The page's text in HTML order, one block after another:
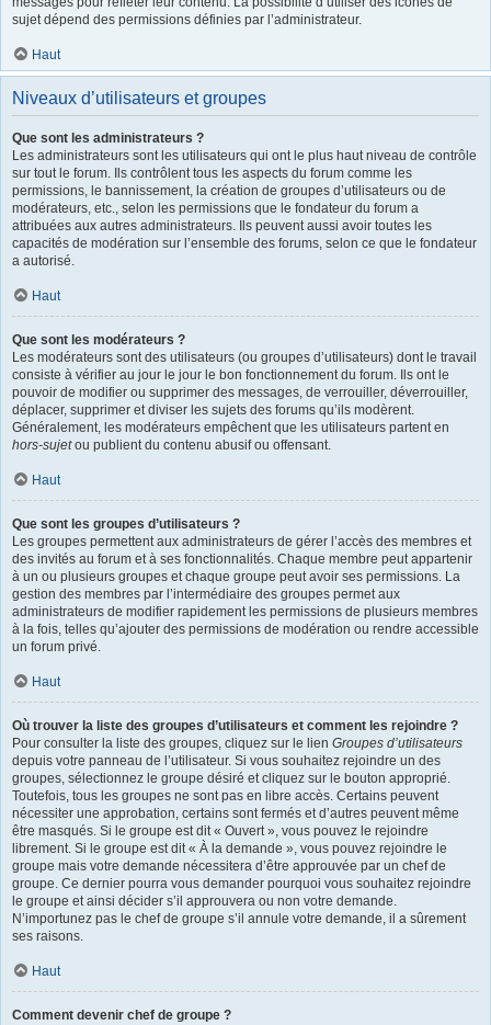
sujet dépend des permissions définies par l’administrateur.
Haut
Niveaux d’utilisateurs et groupes
Que sont les administrateurs ?
Les administrateurs sont les utilisateurs qui ont le plus haut niveau de contrôle
sur tout le forum. Ils contrôlent tous les aspects du forum comme les
permissions, le bannissement, la création de groupes d’utilisateurs ou de
modérateurs, etc., selon les permissions que le fondateur du forum a
attribuées aux autres administrateurs. Ils peuvent aussi avoir toutes les
capacités de modération sur l’ensemble des forums, selon ce que le fondateur
a autorisé.
Haut
Que sont les modérateurs ?
Les modérateurs sont des utilisateurs (ou groupes d’utilisateurs) dont le travail
consiste à vérifier au jour le jour le bon fonctionnement du forum. Ils ont le
pouvoir de modifier ou supprimer des messages, de verrouiller, déverrouiller,
déplacer, supprimer et diviser les sujets des forums qu’ils modèrent.
Généralement, les modérateurs empêchent que les utilisateurs partent en
hors-sujetou publient du contenu abusif ou offensant.
Haut
Que sont les groupes d’utilisateurs ?
Les groupes permettent aux administrateurs de gérer l’accès des membres et
des invités au forum et à ses fonctionnalités. Chaque membre peut appartenir
à un ou plusieurs groupes et chaque groupe peut avoir ses permissions. La
gestion des membres par l’intermédiaire des groupes permet aux
administrateurs de modifier rapidement les permissions de plusieurs membres
à la fois, telles qu’ajouter des permissions de modération ou rendre accessible
un forum privé.
Haut
Où trouver la liste des groupes d’utilisateurs et comment les rejoindre ?
Pour consulter la liste des groupes, cliquez sur le lien Groupes d’utilisateurs
depuis votre panneau de l’utilisateur. Si vous souhaitez rejoindre un des
groupes, sélectionnez le groupe désiré et cliquez sur le bouton approprié.
Toutefois, tous les groupes ne sont pas en libre accès. Certains peuvent
nécessiter une approbation, certains sont fermés et d’autres peuvent même
être masqués. Si le groupe est dit « Ouvert », vous pouvez le rejoindre
librement. Si le groupe est dit « À la demande », vous pouvez rejoindre le
groupe mais votre demande nécessitera d’être approuvée par un chef de
groupe. Ce dernier pourra vous demander pourquoi vous souhaitez rejoindre
le groupe et ainsi décider s’il approuvera ou non votre demande.
N’importunez pas le chef de groupe s’il annule votre demande, il a sûrement
ses raisons.
Haut
Comment devenir chef de groupe ?